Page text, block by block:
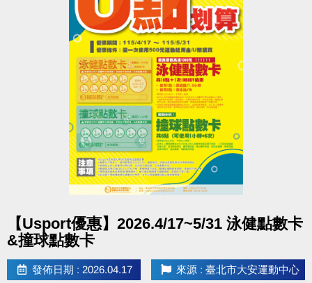
【Usport優惠】2026.4/17~5/31 泳健點數卡
&撞球點數卡
發佈日期 : 2026.04.17 來源 : 臺北市大安運動中心